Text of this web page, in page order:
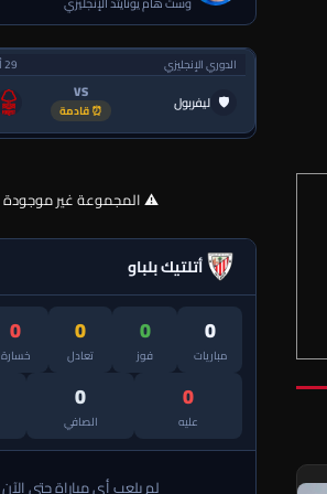
الدوري الإنجليزي 29 أغسطس - 14:30
🛡 ليفربول VS
⏰ قادمة
⚠️ المجموعة غير موجودة
أتلتيك بلباو
0
مباريات
0
فوز
0
تعادل
0
خسارة
0
عليه
0
الصافي
لم يلعب أي مباراة حتى الآن